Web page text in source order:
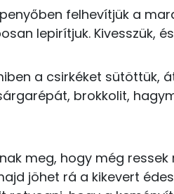
Kolin:
Niacin - B3
E vitamin:
β-karotin
felhevítjük a
lepirítjuk. Kivesszük,
a csirkéket sütöttük,
brokkolit,
meg, hogy még
jöhet rá a kikevert